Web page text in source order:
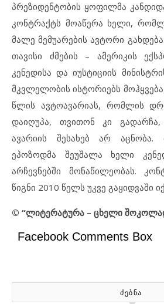
პრეზიდენტობის ყოფილმა
კონტრაქტს მოაწერა ხელი,
მალე მემუარების ავტორი
თავისი ძმების – ამერიკის
კენედისა და იუსტიციის
მკვლელობის ისტორიებს
წლის ავტოავარიას, რომლის
დაიღუპა, თვითონ კი
ავარიის შესახებ არ
ეპოზოდმა შეუშალა ხელი
არჩევნებში მონაწილეობას.
წიგნი 2010 წელს უკვე გაყიდვაში
© “ლიტერატურა – ცხელი
Facebook Comments Box
ᲫᲔᲑᲜᲐ